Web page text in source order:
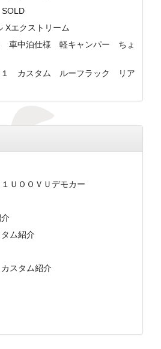
Xエクストリーム
車中泊仕様 軽キャンパー ちょ
１ カスタム ルーフラック リア
ＵＯＯＶＵデモカー
ム紹介
スタム紹介